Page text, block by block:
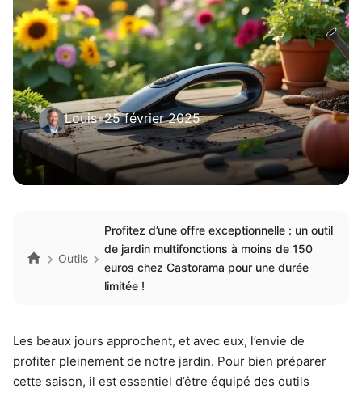
Louis•25 février 2025
Outils
Profitez d’une offre exceptionnelle : un outil
de jardin multifonctions à moins de 150
euros chez Castorama pour une durée
limitée !
Les beaux jours approchent, et avec eux, l’envie de
profiter pleinement de notre jardin. Pour bien préparer
cette saison, il est essentiel d’être équipé des outils